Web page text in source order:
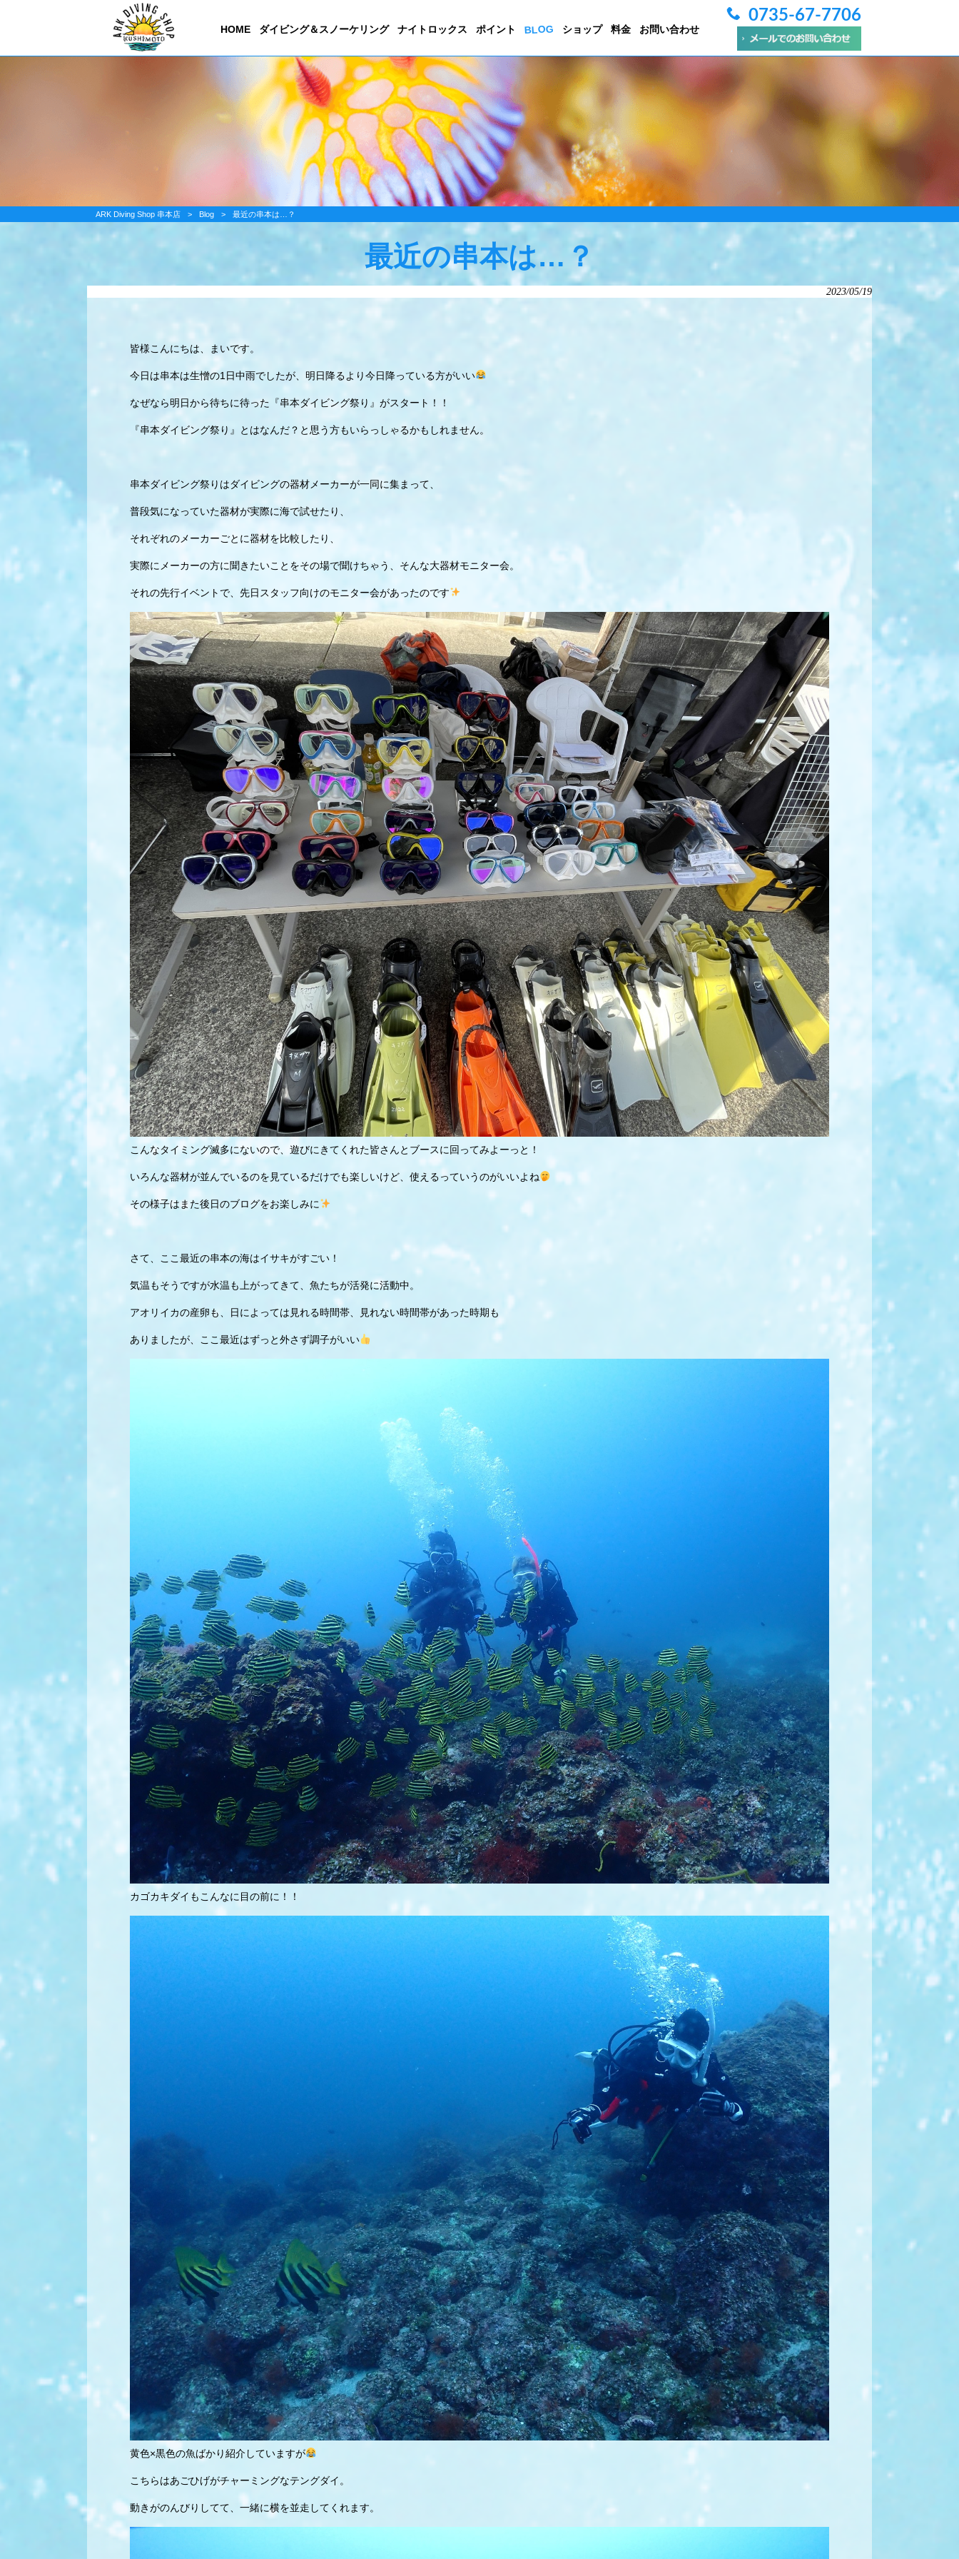
HOME ダイビング＆スノーケリング ナイトロックス ポイント BLOG ショップ 料金 お問い合わせ
0735-67-7706
ARK Diving Shop 串本店 > Blog > 最近の串本は…？
最近の串本は…？
2023/05/19
皆様こんにちは、まいです。
今日は串本は生憎の1日中雨でしたが、明日降るより今日降っている方がいい
なぜなら明日から待ちに待った『串本ダイビング祭り』がスタート！！
『串本ダイビング祭り』とはなんだ？と思う方もいらっしゃるかもしれません。
串本ダイビング祭りはダイビングの器材メーカーが一同に集まって、
普段気になっていた器材が実際に海で試せたり、
それぞれのメーカーごとに器材を比較したり、
実際にメーカーの方に聞きたいことをその場で聞けちゃう、そんな大器材モニター会。
それの先行イベントで、先日スタッフ向けのモニター会があったのです
こんなタイミング滅多にないので、遊びにきてくれた皆さんとブースに回ってみよーっと！
いろんな器材が並んでいるのを見ているだけでも楽しいけど、使えるっていうのがいいよね
その様子はまた後日のブログをお楽しみに
さて、ここ最近の串本の海はイサキがすごい！
気温もそうですが水温も上がってきて、魚たちが活発に活動中。
アオリイカの産卵も、日によっては見れる時間帯、見れない時間帯があった時期も
ありましたが、ここ最近はずっと外さず調子がいい
カゴカキダイもこんなに目の前に！！
黄色×黒色の魚ばかり紹介していますが
こちらはあごひげがチャーミングなテングダイ。
動きがのんびりしてて、一緒に横を並走してくれます。